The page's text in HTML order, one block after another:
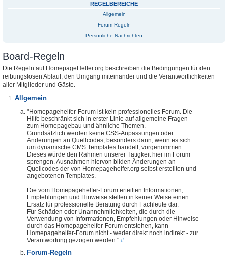
REGELBEREICHE
Allgemein
Forum-Regeln
Persönliche Nachrichten
Board-Regeln
Die Regeln auf HomepageHelfer.org beschreiben die Bedingungen für den
reibungslosen Ablauf, den Umgang miteinander und die Verantwortlichkeiten
aller Mitglieder und Gäste.
Allgemein
"Homepagehelfer-Forum ist kein professionelles Forum. Die
Hilfe beschränkt sich in erster Linie auf allgemeine Fragen
zum Homepagebau und ähnliche Themen.
Grundsätzlich werden keine CSS-Anpassungen oder
Änderungen an Quellcodes, besonders dann, wenn es sich
um dynamische CMS Templates handelt, vorgenommen.
Dieses würde den Rahmen unserer Tätigkeit hier im Forum
sprengen. Ausnahmen hiervon bilden Änderungen an
Quellcodes der von Homepagehelfer.org selbst erstellten und
angebotenen Templates.
Die vom Homepagehelfer-Forum erteilten Informationen,
Empfehlungen und Hinweise stellen in keiner Weise einen
Ersatz für professionelle Beratung durch Fachleute dar.
Für Schäden oder Unannehmlichkeiten, die durch die
Verwendung von Informationen, Empfehlungen oder Hinweise
durch das Homepagehelfer-Forum entstehen, kann
Homepagehelfer-Forum nicht - weder direkt noch indirekt - zur
Verantwortung gezogen werden." #
Forum-Regeln